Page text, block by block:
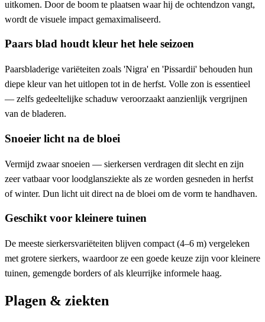
uitkomen. Door de boom te plaatsen waar hij de ochtendzon vangt,
wordt de visuele impact gemaximaliseerd.
Paars blad houdt kleur het hele seizoen
Paarsbladerige variëteiten zoals 'Nigra' en 'Pissardii' behouden hun
diepe kleur van het uitlopen tot in de herfst. Volle zon is essentieel
— zelfs gedeeltelijke schaduw veroorzaakt aanzienlijk vergrijnen
van de bladeren.
Snoeier licht na de bloei
Vermijd zwaar snoeien — sierkersen verdragen dit slecht en zijn
zeer vatbaar voor loodglansziekte als ze worden gesneden in herfst
of winter. Dun licht uit direct na de bloei om de vorm te handhaven.
Geschikt voor kleinere tuinen
De meeste sierkersvariëteiten blijven compact (4–6 m) vergeleken
met grotere sierkers, waardoor ze een goede keuze zijn voor kleinere
tuinen, gemengde borders of als kleurrijke informele haag.
Plagen & ziekten